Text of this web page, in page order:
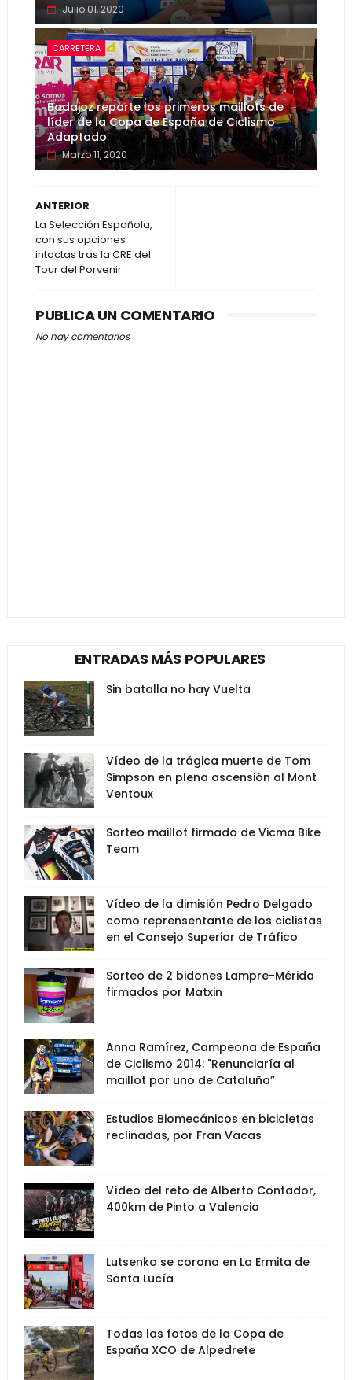
Julio 01, 2020
CARRETERA
Badajoz reparte los primeros maillots de
líder de la Copa de España de Ciclismo
Adaptado
Marzo 11, 2020
ANTERIOR
La Selección Española,
con sus opciones
intactas tras la CRE del
Tour del Porvenir
PUBLICA UN COMENTARIO
No hay comentarios
ENTRADAS MÁS POPULARES
Sin batalla no hay Vuelta
Vídeo de la trágica muerte de Tom
Simpson en plena ascensión al Mont
Ventoux
Sorteo maillot firmado de Vicma Bike
Team
Vídeo de la dimisión Pedro Delgado
como reprensentante de los ciclistas
en el Consejo Superior de Tráfico
Sorteo de 2 bidones Lampre-Mérida
firmados por Matxin
Anna Ramírez, Campeona de España
de Ciclismo 2014: "Renunciaría al
maillot por uno de Cataluña”
Estudios Biomecánicos en bicicletas
reclinadas, por Fran Vacas
Vídeo del reto de Alberto Contador,
400km de Pinto a Valencia
Lutsenko se corona en La Ermita de
Santa Lucía
Todas las fotos de la Copa de
España XCO de Alpedrete